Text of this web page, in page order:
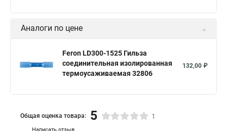
Аналоги по цене
Feron LD300-1525 Гильза
соединительная изолированная
термоусаживаемая 32806
132,00 ₽
Общая оценка товара: 5 1